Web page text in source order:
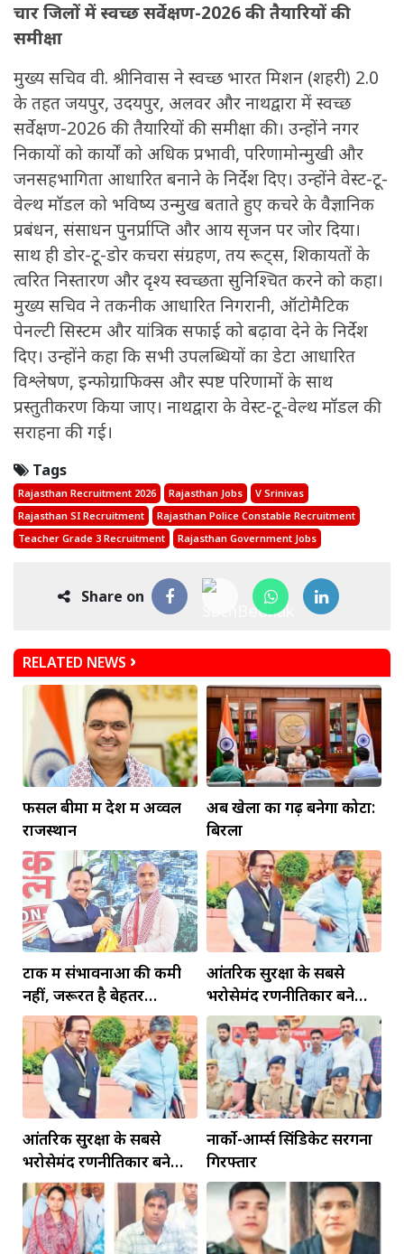
चार जिलों में स्वच्छ सर्वेक्षण-2026 की तैयारियों की
समीक्षा
मुख्य सचिव वी. श्रीनिवास ने स्वच्छ भारत मिशन (शहरी) 2.0
के तहत जयपुर, उदयपुर, अलवर और नाथद्वारा में स्वच्छ
सर्वेक्षण-2026 की तैयारियों की समीक्षा की। उन्होंने नगर
निकायों को कार्यों को अधिक प्रभावी, परिणामोन्मुखी और
जनसहभागिता आधारित बनाने के निर्देश दिए। उन्होंने वेस्ट-टू-
वेल्थ मॉडल को भविष्य उन्मुख बताते हुए कचरे के वैज्ञानिक
प्रबंधन, संसाधन पुनर्प्राप्ति और आय सृजन पर जोर दिया।
साथ ही डोर-टू-डोर कचरा संग्रहण, तय रूट्स, शिकायतों के
त्वरित निस्तारण और दृश्य स्वच्छता सुनिश्चित करने को कहा।
मुख्य सचिव ने तकनीक आधारित निगरानी, ऑटोमैटिक
पेनल्टी सिस्टम और यांत्रिक सफाई को बढ़ावा देने के निर्देश
दिए। उन्होंने कहा कि सभी उपलब्धियों का डेटा आधारित
विश्लेषण, इन्फोग्राफिक्स और स्पष्ट परिणामों के साथ
प्रस्तुतीकरण किया जाए। नाथद्वारा के वेस्ट-टू-वेल्थ मॉडल की
सराहना की गई।
Tags
Rajasthan Recruitment 2026 Rajasthan Jobs
V Srinivas
Rajasthan SI Recruitment
Rajasthan Police Constable Recruitment
Teacher Grade 3 Recruitment
Rajasthan Government Jobs
Share on
RELATED NEWS
फसल बीमा में देश में अव्वल
राजस्थान
अब खेलों का गढ़ बनेगा कोटा:
बिरला
टोंक में संभावनाओं की कमी
नहीं, जरूरत है बेहतर
इंफ्रास्ट्रक्चर की
आंतरिक सुरक्षा के सबसे
भरोसेमंद रणनीतिकार बने
रहेंगे गोविंद मोहन
आंतरिक सुरक्षा के सबसे
भरोसेमंद रणनीतिकार बने
रहेंगे गोविंद मोहन
नार्को-आर्म्स सिंडिकेट सरगना
गिरफ्तार